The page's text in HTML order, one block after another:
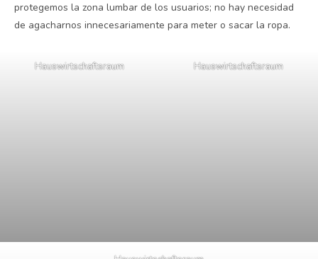
protegemos la zona lumbar de los usuarios; no hay necesidad
de agacharnos innecesariamente para meter o sacar la ropa.
Hauswirtschaftsraum Hauswirtschaftsraum